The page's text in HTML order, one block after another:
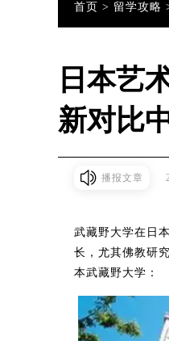
首页 > 留学攻略
日本艺
新对比
播报文章
武藏野大学在日
长，尤其佛教研
本武藏野大学：